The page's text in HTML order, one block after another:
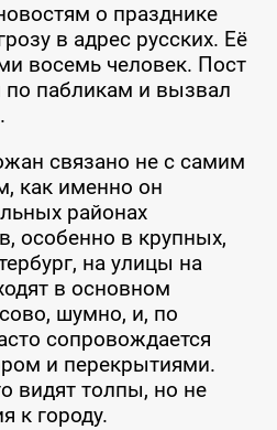
о празднике
в адрес русских. Её
восемь человек. Пост
по пабликам и вызвал
связано не с самим
как именно он
районах
особенно в крупных,
на улицы на
в основном
шумно, и, по
сопровождается
и перекрытиями.
видят толпы, но не
к городу.